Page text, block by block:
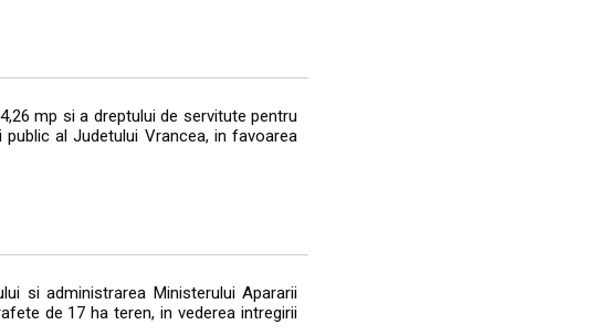
mp si a dreptului de servitute pentru
al Judetului Vrancea, in favoarea
si administrarea Ministerului Apararii
de 17 ha teren, in vederea intregirii